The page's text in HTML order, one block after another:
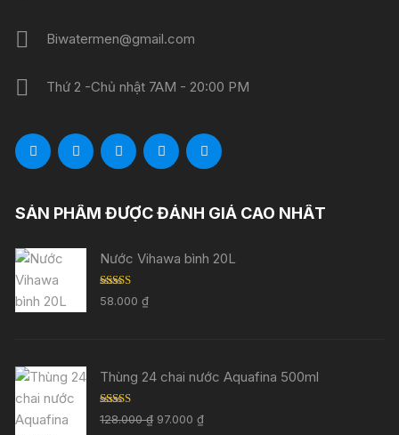
Biwatermen@gmail.com
Thứ 2 -Chủ nhật 7AM - 20:00 PM
SẢN PHẨM ĐƯỢC ĐÁNH GIÁ CAO NHẤT
Nước Vihawa bình 20L
Được xếp
hạng5.00
58.000₫
Thùng 24 chai nước Aquafina 500ml
Được xếp
hạng5.005
128.000₫ Giá
97.000₫Giá